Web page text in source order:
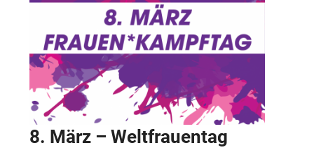
8. März – Weltfrauentag